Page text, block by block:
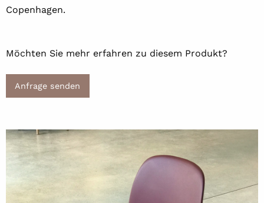
Copenhagen.
Möchten Sie mehr erfahren zu diesem Produkt?
Anfrage senden